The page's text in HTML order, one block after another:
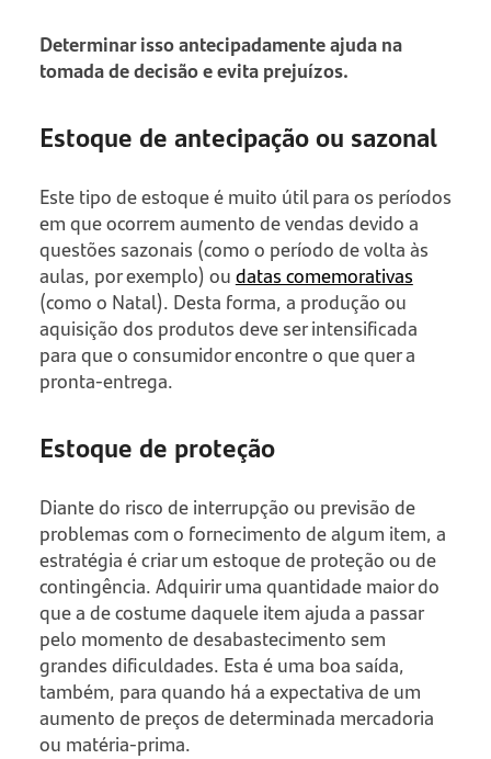
Determinar isso antecipadamente ajuda na
tomada de decisão e evita prejuízos.
Estoque de antecipação ou sazonal
Este tipo de estoque é muito útil para os períodos
em que ocorrem aumento de vendas devido a
questões sazonais (como o período de volta às
aulas, por exemplo) oudatas comemorativas
(como o Natal). Desta forma, a produção ou
aquisição dos produtos deve ser intensificada
para que o consumidor encontre o que quer a
pronta-entrega.
Estoque de proteção
Diante do risco de interrupção ou previsão de
problemas com o fornecimento de algum item, a
estratégia é criar um estoque de proteção ou de
contingência. Adquirir uma quantidade maior do
que a de costume daquele item ajuda a passar
pelo momento de desabastecimento sem
grandes dificuldades. Esta é uma boa saída,
também, para quando há a expectativa de um
aumento de preços de determinada mercadoria
ou matéria-prima.